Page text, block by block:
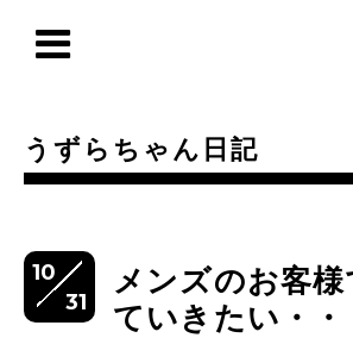
うずらちゃん日記
10
31
メンズのお客様
ていきたい・・